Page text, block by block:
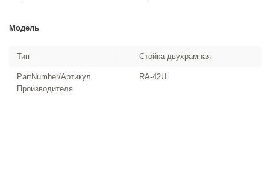
Модель
Тип Стойка двухрамная
PartNumber/Артикул
Производителя
RA-42U